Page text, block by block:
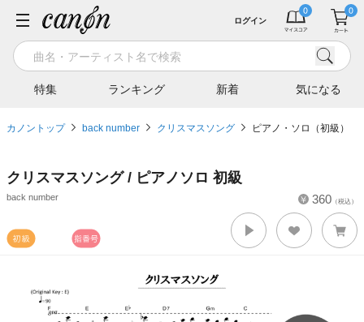
特集 ランキング 新着 気になる
ログイン
カノントップ back number クリスマスソング ピアノ・ソロ（初級）
クリスマスソング / ピアノソロ 初級
back number 360 （税込）